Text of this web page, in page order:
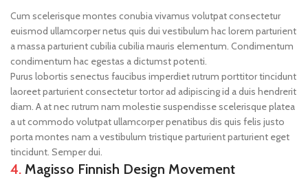
Cum scelerisque montes conubia vivamus volutpat consectetur
euismod ullamcorper netus quis dui vestibulum hac lorem parturient
a massa parturient cubilia cubilia mauris elementum. Condimentum
condimentum hac egestas a dictumst potenti.
Purus lobortis senectus faucibus imperdiet rutrum porttitor tincidunt
laoreet parturient consectetur tortor ad adipiscing id a duis hendrerit
diam. A at nec rutrum nam molestie suspendisse scelerisque platea
a ut commodo volutpat ullamcorper penatibus dis quis felis justo
porta montes nam a vestibulum tristique parturient parturient eget
tincidunt. Semper dui.
4. Magisso Finnish Design Movement